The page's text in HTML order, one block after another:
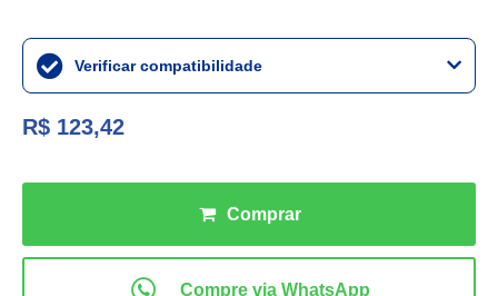
Verificar compatibilidade
R$ 123,42